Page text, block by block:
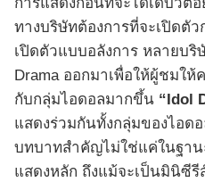
การแสดงก่อนที่จะได้เดบิวต์
ทางบริษัทต้องการที่จะเปิดตั
เปิดตัวแบบอลังการ หลายบริ
Drama ออกมาเพื่อให้ผู้ชมใ
กับกลุ่มไอดอลมากขึ้น “Idol
แสดงร่วมกันทั้งกลุ่มของไอด
บทบาทสำคัญไม่ใช่แค่ในฐา
แสดงหลัก ถึงแม้จะเป็นมินิซี